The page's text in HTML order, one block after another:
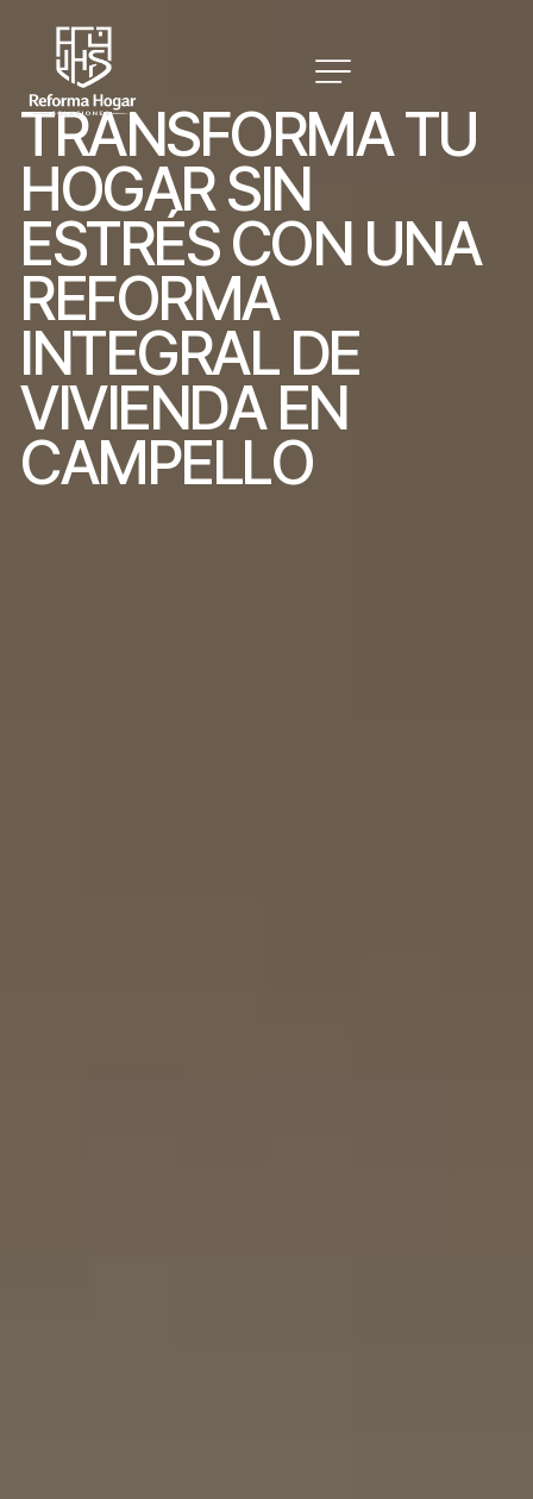
TRANSFORMATU
HOGARSIN
ESTRÉS CON UNA
REFORMA
INTEGRAL DE
VIVIENDA EN
CAMPELLO